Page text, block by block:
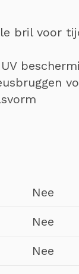
bril voor
Nee
Nee
Nee